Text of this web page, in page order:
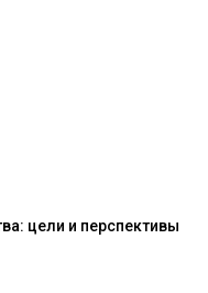
цели и перспективы